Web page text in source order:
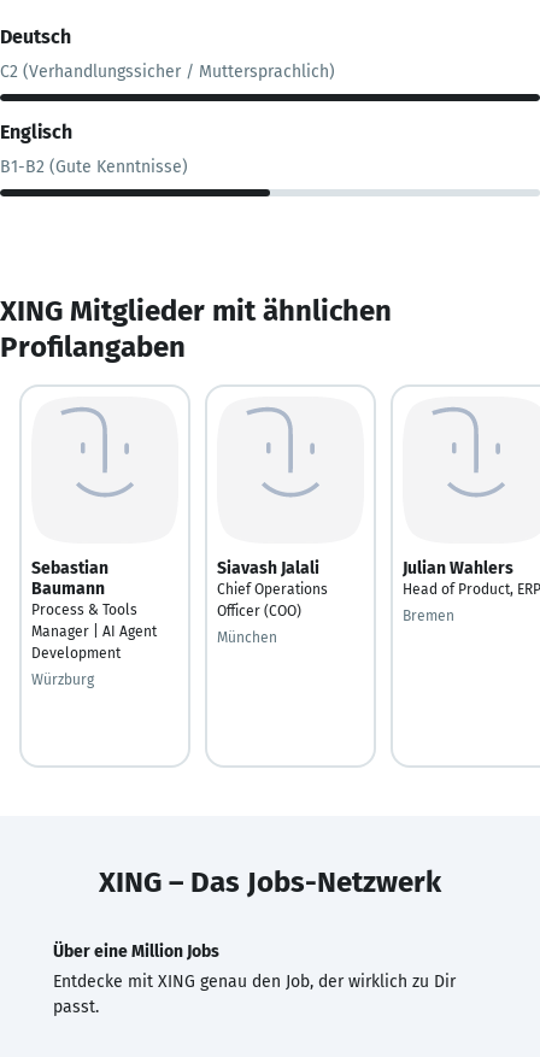
Deutsch
C2 (Verhandlungssicher / Muttersprachlich)
Englisch
B1-B2 (Gute Kenntnisse)
XING Mitglieder mit ähnlichen
Profilangaben
Sebastian
Baumann
Process & Tools
Manager | AI Agent
Development
Würzburg
Siavash Jalali
Chief Operations
Officer (COO)
München
Julian Wahlers
Head of Product, ERP
Bremen
XING – Das Jobs-Netzwerk
Über eine Million Jobs
Entdecke mit XING genau den Job, der wirklich zu Dir
passt.